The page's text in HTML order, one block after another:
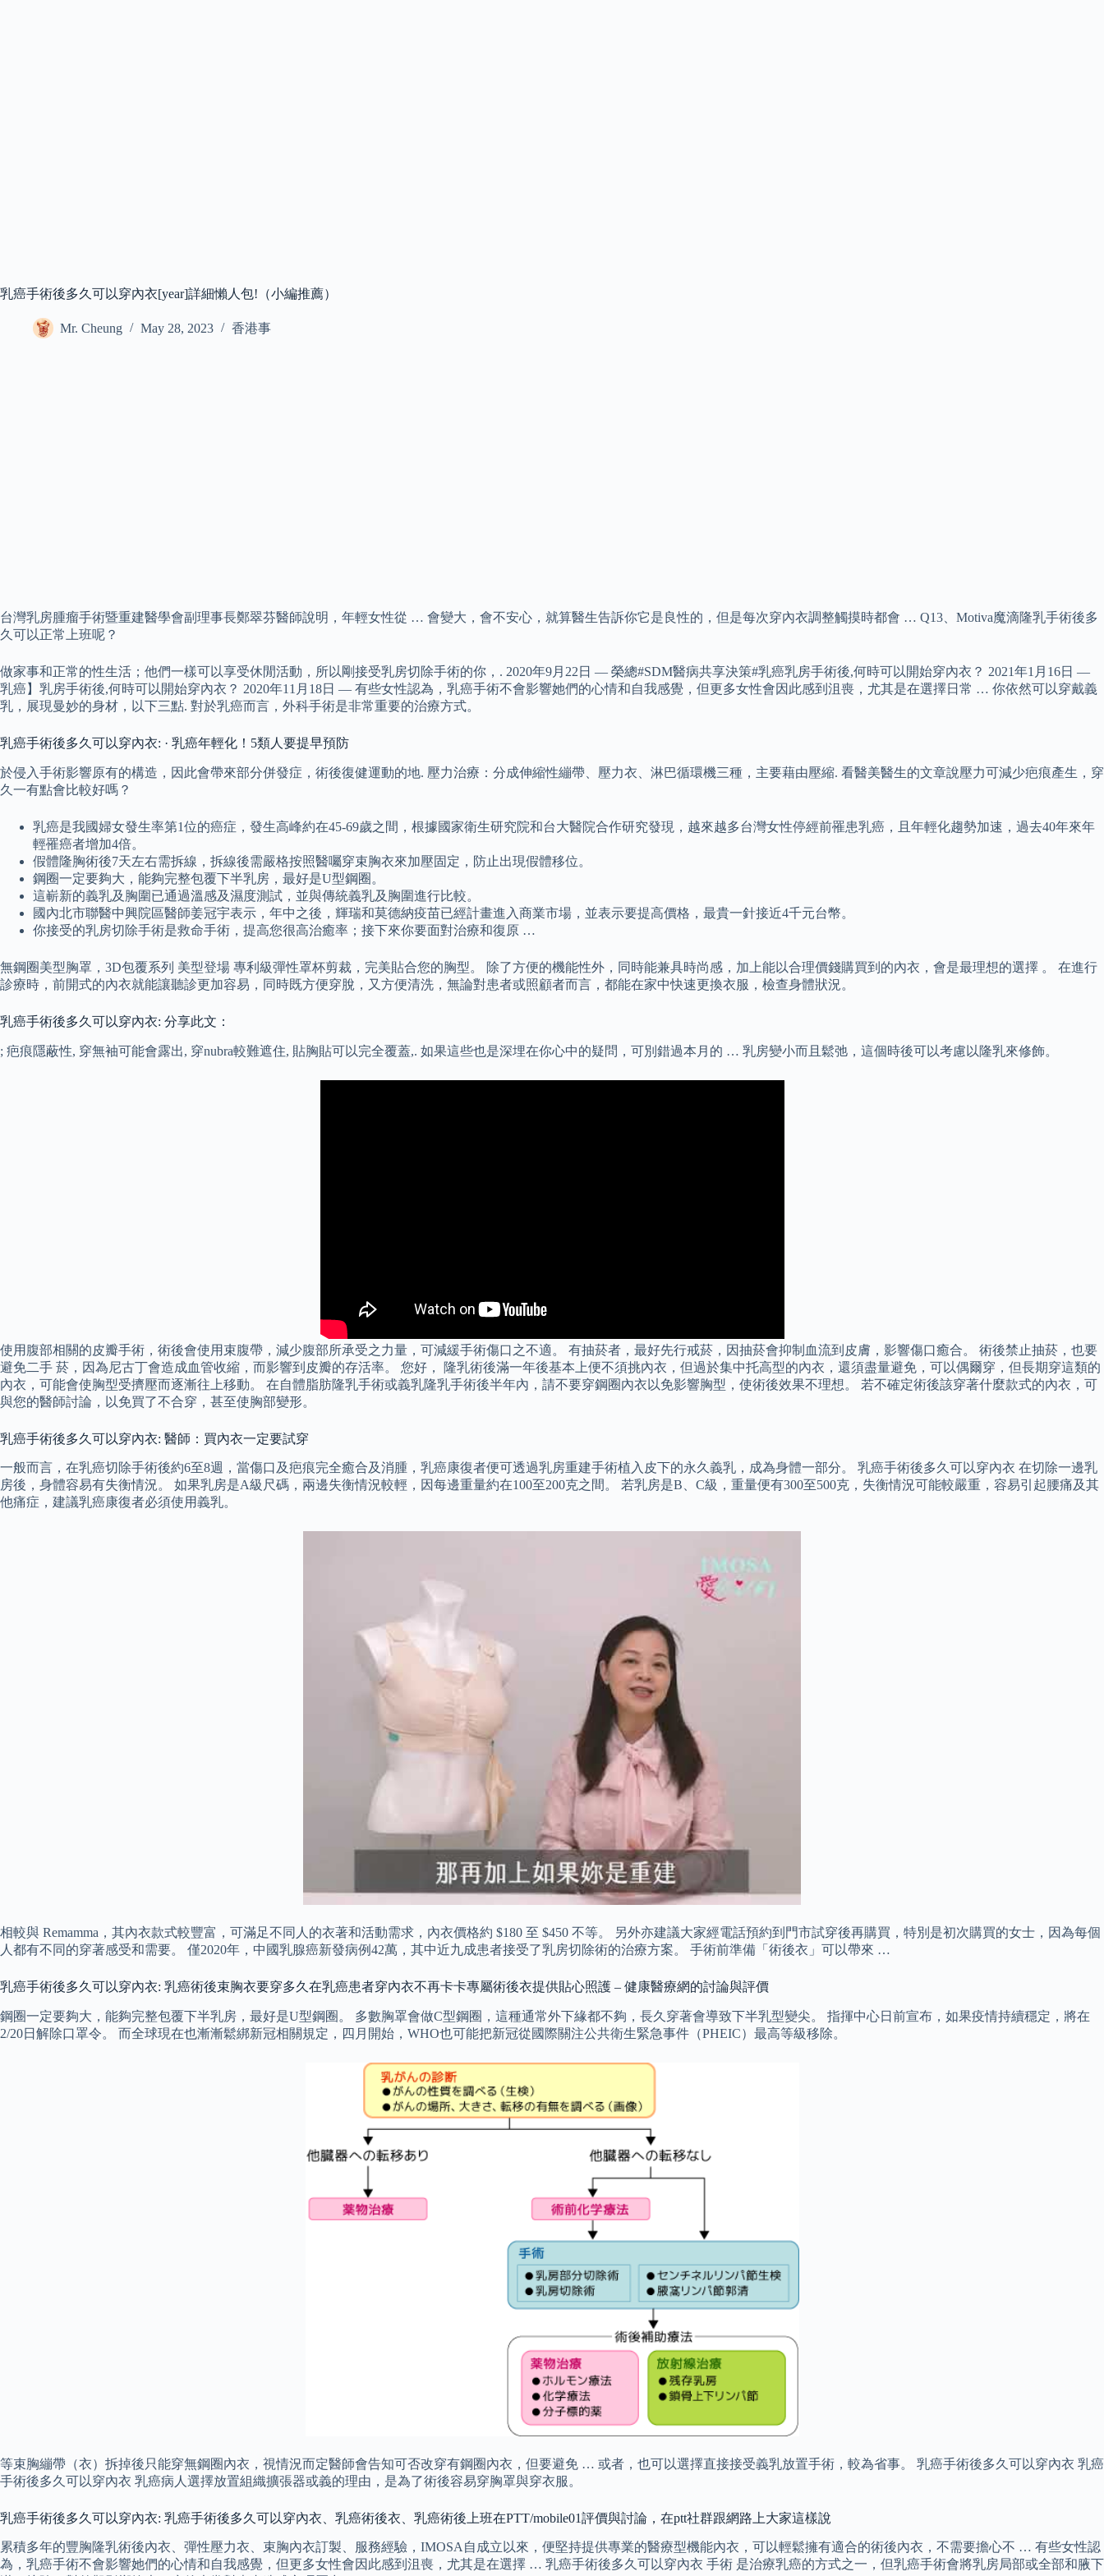
乳癌手術後多久可以穿內衣[year]詳細懶人包!（小編推薦）
Mr. Cheung May 28, 2023 香港事
台灣乳房腫瘤手術暨重建醫學會副理事長鄭翠芬醫師說明，年輕女性從 … 會變大，會不安心，就算醫生告訴你它是良性的，但是每次穿內衣調整觸摸時都會 … Q13、Motiva魔滴隆乳手術後多
久可以正常上班呢？
做家事和正常的性生活；他們一樣可以享受休閒活動，所以剛接受乳房切除手術的你，. 2020年9月22日 — 榮總#SDM醫病共享決策#乳癌乳房手術後,何時可以開始穿內衣？ 2021年1月16日 —
乳癌】乳房手術後,何時可以開始穿內衣？ 2020年11月18日 — 有些女性認為，乳癌手術不會影響她們的心情和自我感覺，但更多女性會因此感到沮喪，尤其是在選擇日常 … 你依然可以穿戴義
乳，展現曼妙的身材，以下三點. 對於乳癌而言，外科手術是非常重要的治療方式。
乳癌手術後多久可以穿內衣: · 乳癌年輕化！5類人要提早預防
於侵入手術影響原有的構造，因此會帶來部分併發症，術後復健運動的地. 壓力治療：分成伸縮性繃帶、壓力衣、淋巴循環機三種，主要藉由壓縮. 看醫美醫生的文章說壓力可減少疤痕產生，穿
久一有點會比較好嗎？
乳癌是我國婦女發生率第1位的癌症，發生高峰約在45-69歲之間，根據國家衛生研究院和台大醫院合作研究發現，越來越多台灣女性停經前罹患乳癌，且年輕化趨勢加速，過去40年來年
輕罹癌者增加4倍。
假體隆胸術後7天左右需拆線，拆線後需嚴格按照醫囑穿束胸衣來加壓固定，防止出現假體移位。
鋼圈一定要夠大，能夠完整包覆下半乳房，最好是U型鋼圈。
這嶄新的義乳及胸圍已通過溫感及濕度測試，並與傳統義乳及胸圍進行比較。
國內北市聯醫中興院區醫師姜冠宇表示，年中之後，輝瑞和莫德納疫苗已經計畫進入商業市場，並表示要提高價格，最貴一針接近4千元台幣。
你接受的乳房切除手術是救命手術，提高您很高治癒率；接下來你要面對治療和復原 …
無鋼圈美型胸罩，3D包覆系列 美型登場 專利級彈性罩杯剪裁，完美貼合您的胸型。 除了方便的機能性外，同時能兼具時尚感，加上能以合理價錢購買到的內衣，會是最理想的選擇 。 在進行
診療時，前開式的內衣就能讓聽診更加容易，同時既方便穿脫，又方便清洗，無論對患者或照顧者而言，都能在家中快速更換衣服，檢查身體狀況。
乳癌手術後多久可以穿內衣: 分享此文：
; 疤痕隱蔽性, 穿無袖可能會露出, 穿nubra較難遮住, 貼胸貼可以完全覆蓋,. 如果這些也是深埋在你心中的疑問，可別錯過本月的 … 乳房變小而且鬆弛，這個時後可以考慮以隆乳來修飾。
使用腹部相關的皮瓣手術，術後會使用束腹帶，減少腹部所承受之力量，可減緩手術傷口之不適。 有抽菸者，最好先行戒菸，因抽菸會抑制血流到皮膚，影響傷口癒合。 術後禁止抽菸，也要
避免二手 菸，因為尼古丁會造成血管收縮，而影響到皮瓣的存活率。 您好， 隆乳術後滿一年後基本上便不須挑內衣，但過於集中托高型的內衣，還須盡量避免，可以偶爾穿，但長期穿這類的
內衣，可能會使胸型受擠壓而逐漸往上移動。 在自體脂肪隆乳手術或義乳隆乳手術後半年內，請不要穿鋼圈內衣以免影響胸型，使術後效果不理想。 若不確定術後該穿著什麼款式的內衣，可
與您的醫師討論，以免買了不合穿，甚至使胸部變形。
乳癌手術後多久可以穿內衣: 醫師：買內衣一定要試穿
一般而言，在乳癌切除手術後約6至8週，當傷口及疤痕完全癒合及消腫，乳癌康復者便可透過乳房重建手術植入皮下的永久義乳，成為身體一部分。 乳癌手術後多久可以穿內衣 在切除一邊乳
房後，身體容易有失衡情況。 如果乳房是A級尺碼，兩邊失衡情況較輕，因每邊重量約在100至200克之間。 若乳房是B、C級，重量便有300至500克，失衡情況可能較嚴重，容易引起腰痛及其
他痛症，建議乳癌康復者必須使用義乳。
相較與 Remamma，其內衣款式較豐富，可滿足不同人的衣著和活動需求，內衣價格約 $180 至 $450 不等。 另外亦建議大家經電話預約到門市試穿後再購買，特別是初次購買的女士，因為每個
人都有不同的穿著感受和需要。 僅2020年，中國乳腺癌新發病例42萬，其中近九成患者接受了乳房切除術的治療方案。 手術前準備「術後衣」可以帶來 …
乳癌手術後多久可以穿內衣: 乳癌術後束胸衣要穿多久在乳癌患者穿內衣不再卡卡專屬術後衣提供貼心照護 – 健康醫療網的討論與評價
鋼圈一定要夠大，能夠完整包覆下半乳房，最好是U型鋼圈。 多數胸罩會做C型鋼圈，這種通常外下緣都不夠，長久穿著會導致下半乳型變尖。 指揮中心日前宣布，如果疫情持續穩定，將在
2/20日解除口罩令。 而全球現在也漸漸鬆綁新冠相關規定，四月開始，WHO也可能把新冠從國際關注公共衛生緊急事件（PHEIC）最高等級移除。
等束胸繃帶（衣）拆掉後只能穿無鋼圈內衣，視情況而定醫師會告知可否改穿有鋼圈內衣，但要避免 … 或者，也可以選擇直接接受義乳放置手術，較為省事。 乳癌手術後多久可以穿內衣 乳癌
手術後多久可以穿內衣 乳癌病人選擇放置組織擴張器或義的理由，是為了術後容易穿胸罩與穿衣服。
乳癌手術後多久可以穿內衣: 乳癌手術後多久可以穿內衣、乳癌術後衣、乳癌術後上班在PTT/mobile01評價與討論，在ptt社群跟網路上大家這樣說
累積多年的豐胸隆乳術後內衣、彈性壓力衣、束胸內衣訂製、服務經驗，IMOSA自成立以來，便堅持提供專業的醫療型機能內衣，可以輕鬆擁有適合的術後內衣，不需要擔心不 … 有些女性認
為，乳癌手術不會影響她們的心情和自我感覺，但更多女性會因此感到沮喪，尤其是在選擇 … 乳癌手術後多久可以穿內衣 手術 是治療乳癌的方式之一，但乳癌手術會將乳房局部或全部和腋下